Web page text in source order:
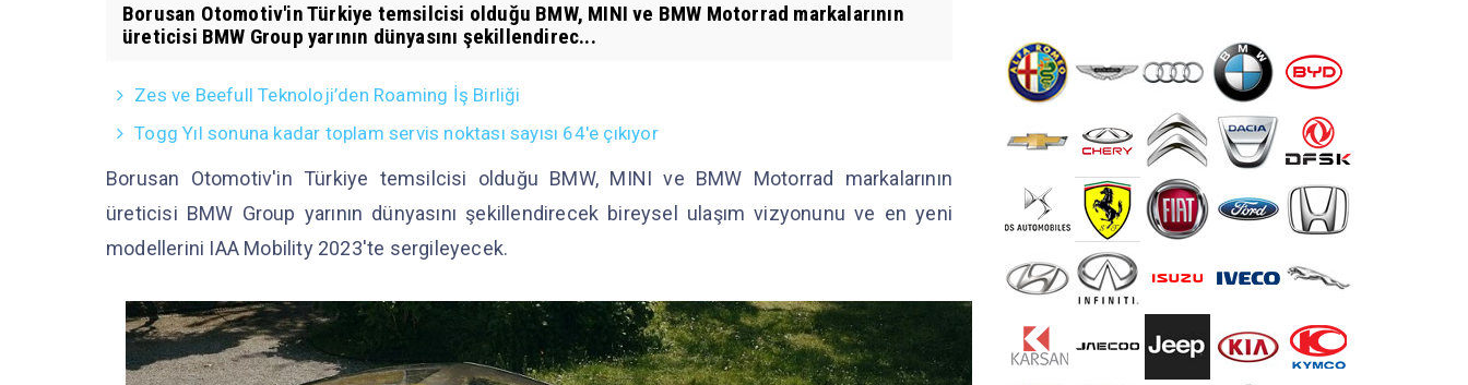
Borusan Otomotiv'in Türkiye temsilcisi olduğu BMW, MINI ve BMW Motorrad markalarının
üreticisi BMW Group yarının dünyasını şekillendirec...
Zes ve Beefull Teknoloji’den Roaming İş Birliği
Togg Yıl sonuna kadar toplam servis noktası sayısı 64'e çıkıyor
Borusan Otomotiv'in Türkiye temsilcisi olduğu BMW, MINI ve BMW Motorrad markalarının
üreticisi BMW Group yarının dünyasını şekillendirecek bireysel ulaşım vizyonunu ve en yeni
modellerini IAA Mobility 2023'te sergileyecek.